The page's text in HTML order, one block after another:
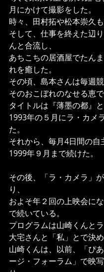
月にかけて撮影をした。
時々、田村拓や松本崇久も
そして、仕事を終えた辺
んと合流し、
あちこちの居酒屋でたん
れを癒した。
その頃、島本さんは毎週競
そのおこぼれのなせる恵で
タイトルは『薄墨の都』と
1993年の５月にラ・カメ
た。
それから、毎月4日間の自
1999年９月まで続けた。
その後、「ラ・カメラ」
り、
およそ年２回の上映会に
で続いている。
プログラムは山崎くんと
大宅さんと「私」とで決め
山崎くんは、以前、「ぴ
ージ・フォーラム」で映